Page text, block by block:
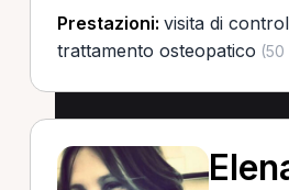
Prestazioni: visita di
trattamento osteopatico (50